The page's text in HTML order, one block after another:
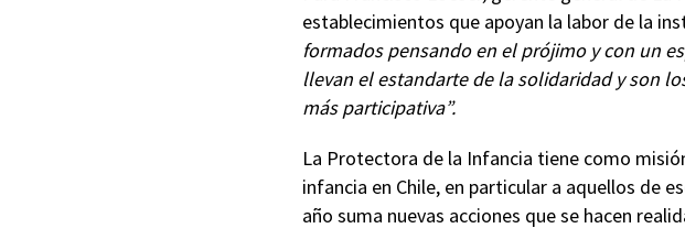
establecimientos que apoyan la labor de la
formados pensando en el prójimo y con un
llevan el estandarte de la solidaridad y son
más participativa”.
La Protectora de la Infancia tiene como
infancia en Chile, en particular a aquellos de
año suma nuevas acciones que se hacen